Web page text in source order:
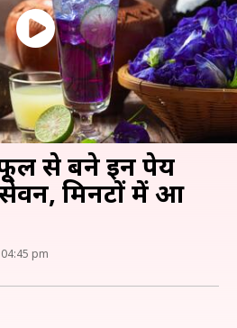
से बने इन पेय
सेवन, मिनटों में आ
04:45 pm